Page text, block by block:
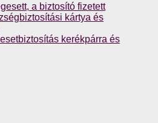
a biztosító fizetett
kártya és
kerékpárra és